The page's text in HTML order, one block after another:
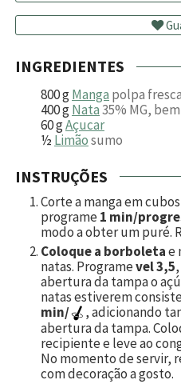
INGREDIENTES
800gManga polpa fresca
400gNata35% MG,
60gAçucar
½ Limãosumo
INSTRUÇÕES
Corte a manga em
programe1 min/
modo a obter um puré.
Coloque a borboletae
natas. Programevel 3,5
abertura da tampa o
natas estiverem
min/
, adicionando
abertura da tampa.
recipiente e leve ao
No momento de servir,
com decoração a gosto.